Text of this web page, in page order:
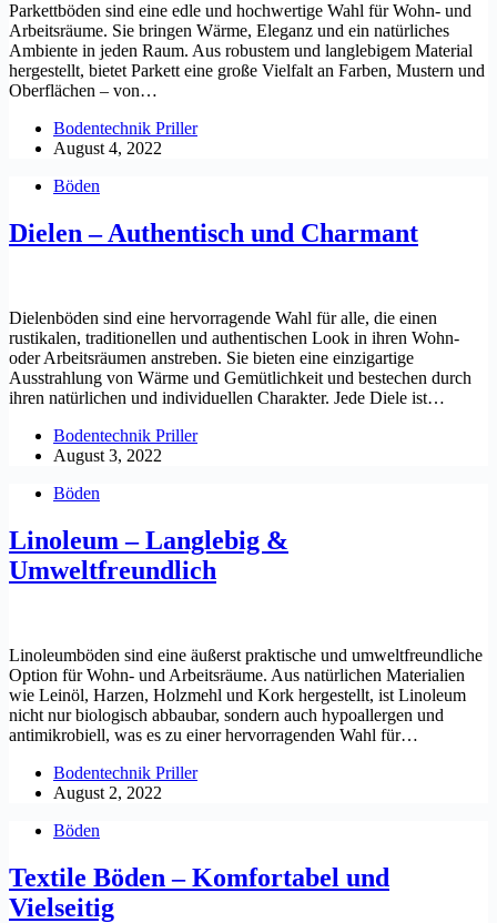
Parkettböden sind eine edle und hochwertige Wahl für Wohn- und
Arbeitsräume. Sie bringen Wärme, Eleganz und ein natürliches
Ambiente in jeden Raum. Aus robustem und langlebigem Material
hergestellt, bietet Parkett eine große Vielfalt an Farben, Mustern und
Oberflächen – von…
Bodentechnik Priller
August 4, 2022
Böden
Dielen – Authentisch und Charmant
Dielenböden sind eine hervorragende Wahl für alle, die einen
rustikalen, traditionellen und authentischen Look in ihren Wohn-
oder Arbeitsräumen anstreben. Sie bieten eine einzigartige
Ausstrahlung von Wärme und Gemütlichkeit und bestechen durch
ihren natürlichen und individuellen Charakter. Jede Diele ist…
Bodentechnik Priller
August 3, 2022
Böden
Linoleum – Langlebig &
Umweltfreundlich
Linoleumböden sind eine äußerst praktische und umweltfreundliche
Option für Wohn- und Arbeitsräume. Aus natürlichen Materialien
wie Leinöl, Harzen, Holzmehl und Kork hergestellt, ist Linoleum
nicht nur biologisch abbaubar, sondern auch hypoallergen und
antimikrobiell, was es zu einer hervorragenden Wahl für…
Bodentechnik Priller
August 2, 2022
Böden
Textile Böden – Komfortabel und
Vielseitig